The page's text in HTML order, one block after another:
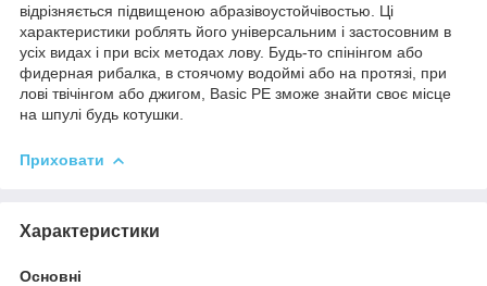
відрізняється підвищеною абразівоустойчівостью. Ці
характеристики роблять його універсальним і застосовним в
усіх видах і при всіх методах лову. Будь-то спінінгом або
фидерная рибалка, в стоячому водоймі або на протязі, при
лові твічінгом або джигом, Basic PE зможе знайти своє місце
на шпулі будь котушки.
Приховати
Характеристики
Основні